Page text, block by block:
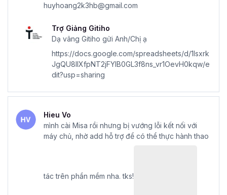
huyhoang2k3hb@gmail.com
Trợ Giảng Gitiho
Dạ vâng Gitiho gửi Anh/Chị ạ
https://docs.google.com/spreadsheets/d/1lsxrk
JgQU8llXfpNT2jFYlB0GL3f8ns_vr1OevH0kqw/e
dit?usp=sharing
Hieu Vo
mình cài Misa rồi nhưng bị vướng lỗi kết nối với
máy chủ, nhờ add hỗ trợ để có thể thực hành thao
tác trên phần mềm nha. tks!